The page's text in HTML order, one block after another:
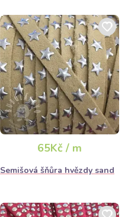
65Kč / m
Semišová šňůra hvězdy sand